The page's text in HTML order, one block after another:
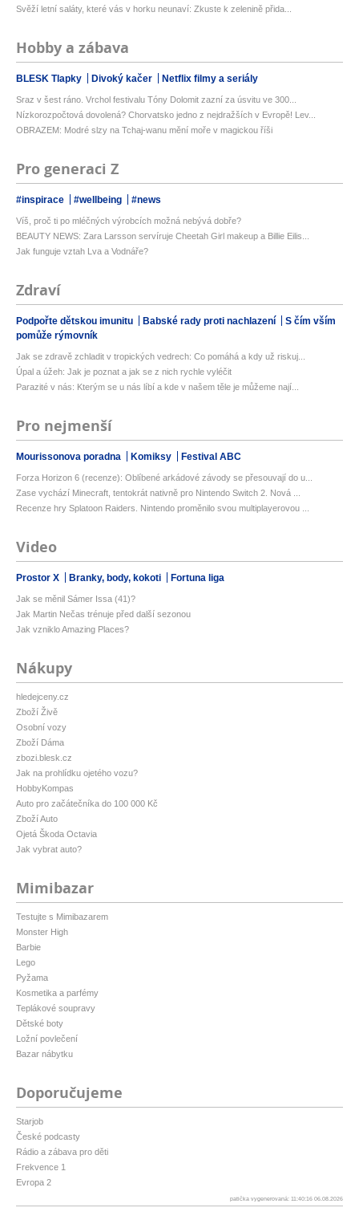
Svěží letní saláty, které vás v horku neunaví: Zkuste k zelenině přida...
Hobby a zábava
BLESK Tlapky Divoký kačer Netflix filmy a seriály
Sraz v šest ráno. Vrchol festivalu Tóny Dolomit zazní za úsvitu ve 300...
Nízkorozpočtová dovolená? Chorvatsko jedno z nejdražších v Evropě! Lev...
OBRAZEM: Modré slzy na Tchaj-wanu mění moře v magickou říši
Pro generaci Z
#inspirace #wellbeing #news
Víš, proč ti po mléčných výrobcích možná nebývá dobře?
BEAUTY NEWS: Zara Larsson servíruje Cheetah Girl makeup a Billie Eilis...
Jak funguje vztah Lva a Vodnáře?
Zdraví
Podpořte dětskou imunitu Babské rady proti nachlazení
S čím vším
pomůže rýmovník
Jak se zdravě zchladit v tropických vedrech: Co pomáhá a kdy už riskuj...
Úpal a úžeh: Jak je poznat a jak se z nich rychle vyléčit
Parazité v nás: Kterým se u nás líbí a kde v našem těle je můžeme nají...
Pro nejmenší
Mourissonova poradna Komiksy Festival ABC
Forza Horizon 6 (recenze): Oblíbené arkádové závody se přesouvají do u...
Zase vychází Minecraft, tentokrát nativně pro Nintendo Switch 2. Nová ...
Recenze hry Splatoon Raiders. Nintendo proměnilo svou multiplayerovou ...
Video
Prostor X Branky, body, kokoti Fortuna liga
Jak se měnil Sámer Issa (41)?
Jak Martin Nečas trénuje před další sezonou
Jak vzniklo Amazing Places?
Nákupy
hledejceny.cz
Zboží Živě
Osobní vozy
Zboží Dáma
zbozi.blesk.cz
Jak na prohlídku ojetého vozu?
HobbyKompas
Auto pro začátečníka do 100 000 Kč
Zboží Auto
Ojetá Škoda Octavia
Jak vybrat auto?
Mimibazar
Testujte s Mimibazarem
Monster High
Barbie
Lego
Pyžama
Kosmetika a parfémy
Teplákové soupravy
Dětské boty
Ložní povlečení
Bazar nábytku
Doporučujeme
Starjob
České podcasty
Rádio a zábava pro děti
Frekvence 1
Evropa 2
patička vygenerovaná: 11:40:16 06.08.2026